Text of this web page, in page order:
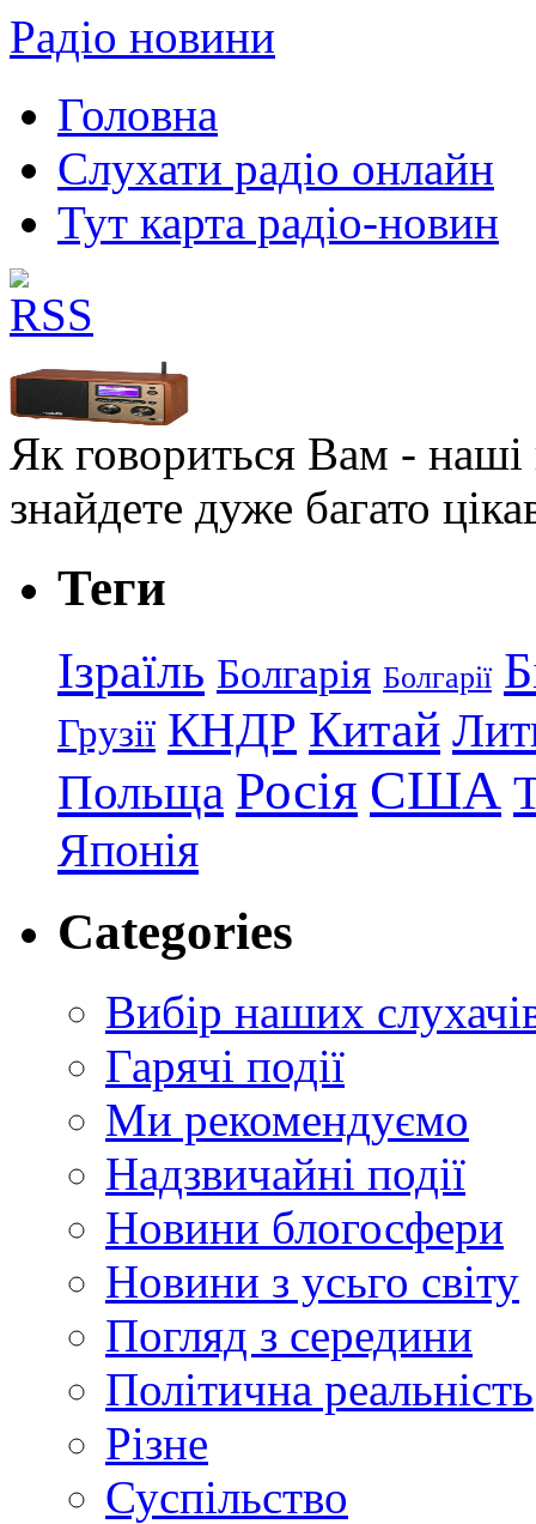
Радіо новини
Головна
Слухати радіо онлайн
Тут карта радіо-новин
Як говориться Вам - наші
знайдете дуже багато
Теги
Ізраїль Болгарія Болгарії
Грузії КНДР Китай
Польща Росія США
Японія
Categories
Вибір наших
Гарячі події
Ми рекомендуємо
Надзвичайні події
Новини блогосфери
Новини з усьго світу
Погляд з середини
Політична реальність
Різне
Суспільство